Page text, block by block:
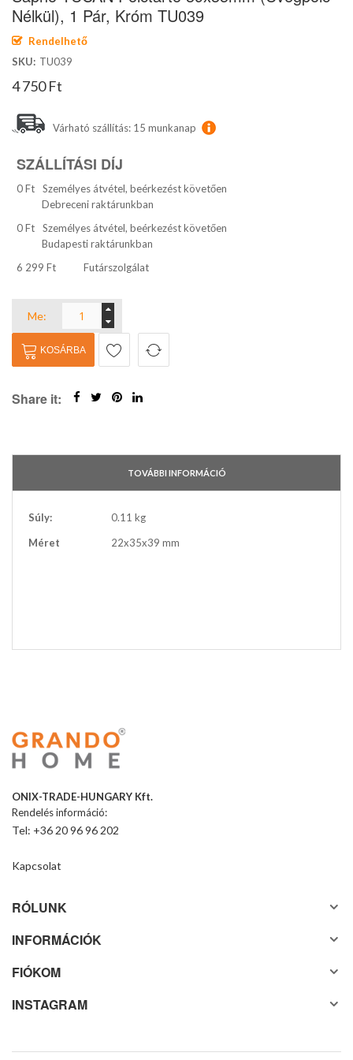
képgaléria
elejére
Nélkül), 1 Pár, Króm TU039
Rendelhető
SKU
TU039
4 750 Ft
Várható szállítás: 15 munkanap
SZÁLLÍTÁSI DÍJ
0 Ft
Személyes átvétel, beérkezést követően
Debreceni raktárunkban
0 Ft
Személyes átvétel, beérkezést követően
Budapesti raktárunkban
6 299 Ft
Futárszolgálat
Me:
KOSÁRBA
Share it:
TOVÁBBI INFORMÁCIÓ
További
Súly:
0.11 kg
Méret
22x35x39 mm
ONIX-TRADE-HUNGARY Kft.
Rendelés információ:
Tel: +36 20 96 96 202
Kapcsolat
RÓLUNK
INFORMÁCIÓK
FIÓKOM
INSTAGRAM